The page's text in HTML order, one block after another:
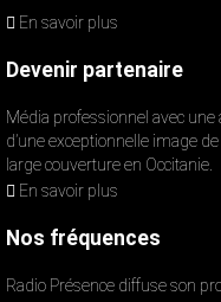
En savoir plus
Devenir partenaire
Média professionnel avec une
d’une exceptionnelle image
large couverture en Occitanie.
En savoir plus
Nos fréquences
Radio Présence diffuse son